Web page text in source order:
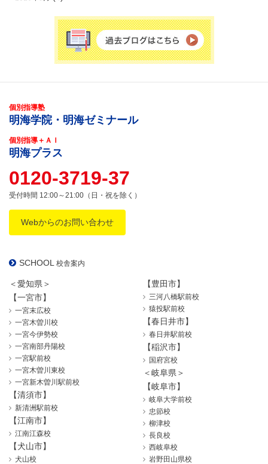
個別指導塾
明海学院・明海ゼミナール
個別指導＋ＡＩ
明海プラス
0120-3719-37
受付時間 12:00～21:00（日・祝を除く）
Webからのお問い合わせ
SCHOOL 校舎案内
＜愛知県＞
【一宮市】
一宮末広校
一宮木曽川校
一宮今伊勢校
一宮南部丹陽校
一宮駅前校
一宮木曽川東校
一宮新木曽川駅前校
【清須市】
新清洲駅前校
【江南市】
江南江森校
【犬山市】
犬山校
【豊田市】
三河八橋駅前校
猿投駅前校
【春日井市】
春日井駅前校
【稲沢市】
国府宮校
＜岐阜県＞
【岐阜市】
岐阜大学前校
忠節校
柳津校
長良校
西岐阜校
岩野田山県校